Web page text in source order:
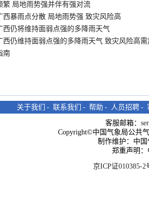
繁 局地雨势强并伴有强对流
西暴雨点分散 局地雨势强 致灾风险高
西仍将维持面弱点强的多降雨天气
西仍维持面弱点强的多降雨天气 致灾风险高
南
关于我们 - 联系我们 - 帮助 - 人员招聘 -
客服邮箱：
Copyright©中国气象局公共
制作维护：中
郑重声明
京ICP证010385-2